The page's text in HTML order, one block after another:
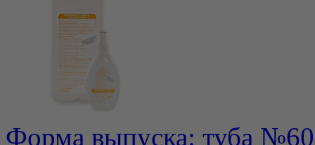
Форма выпуска: туба